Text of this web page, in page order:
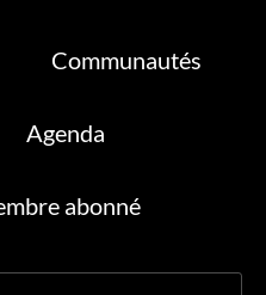
Communautés
Agenda
abonné